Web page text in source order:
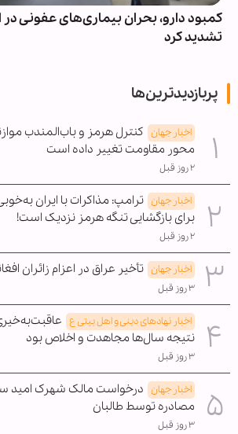
کمبود دارو، بحران بیماری‌های عفونی در
تشدید کرد
پربازدیدترین‌ها
اخبار جهان کنترل هرمز و باب‌المندب
محور مقاومت تغییر داده است
۲ روز قبل
اخبار جهان ترامپ: مذاکرات با ایران
برای بازگشایی تنگه هرمز نزدیک است!
۲ روز قبل
اخبار جهان تأخیر عراق در اعزام زائران
۳ روز قبل
اخبار نهادهای دینی و اهل بیتی ع
نتیجه سال‌ها مجاهدت و اخلاص بود
۳ روز قبل
اخبار جهان درخواست مالک شهرک امید
مصادره توسط طالبان
۳ روز قبل